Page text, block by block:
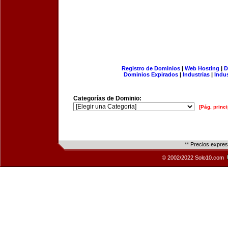
Registro de Dominios| Web Hosting |
Dominios Expirados | Industrias |
Categorías de Dominio:
[Pág.
** Precios
© 2002/2022 Solo10.com